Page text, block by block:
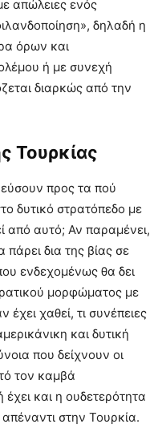
απώλειες ενός
δηλαδή η
όρων και
ή με συνεχή
διαρκώς από την
Τουρκίας
προς τα πού
δυτικό στρατόπεδο με
από αυτό; Αν παραμένει,
δια της βίας σε
ενδεχομένως θα δει
μορφώματος με
έχει χαθεί, τι συνέπειες
και δυτική
που δείχνουν οι
τον καμβά
και η ουδετερότητα
στην Τουρκία.